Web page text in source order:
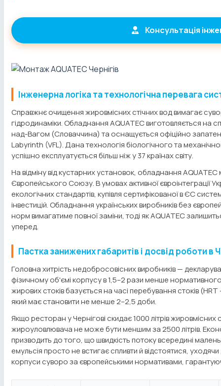
Консультація
Інженерна логіка та технологічна перевага
Справжнє очищення жировмісних стічних вод вимагає
гідродинаміки. Обладнання AQUATEC виготовляється на
над-Вагом (Словаччина) та оснащується офіційно
Labyrinth (VFL). Дана технологія біологічного та
успішно експлуатується більш ніж у 37 країнах світу.
На відміну від кустарних установок, обладнання AQUATEC
Європейського Союзу. В умовах активної євроінтеграції
екологічних стандартів, купівля сертифікованої в ЄС
інвестицій. Обладнання українських виробників без
норм вимагатиме повної заміни, тоді як AQUATEC
уперед.
Пастка занижених габаритів і досвід роботи в
Головна хитрість недобросовісних виробників —
фізичному об'ємі корпусу в 1,5–2 рази менше
жирових стоків базується на часі перебування стоків
який має становити не менше 2–2,5 доби.
Якщо ресторан у Чернігові скидає 1000 літрів
жироуловлювача не може бути меншим за 2500 літрів.
призводить до того, що швидкість потоку всередині
емульсія просто не встигає спливти й відстоятися,
корпуси суворо за європейськими нормативами,